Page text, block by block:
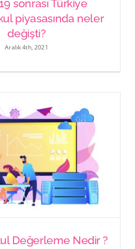
sonrası Türkiye
piyasasında neler
sonrası Türkiye
piyasasında neler
değişti?
Aralık 4th, 2021
Değerleme Nedir ?